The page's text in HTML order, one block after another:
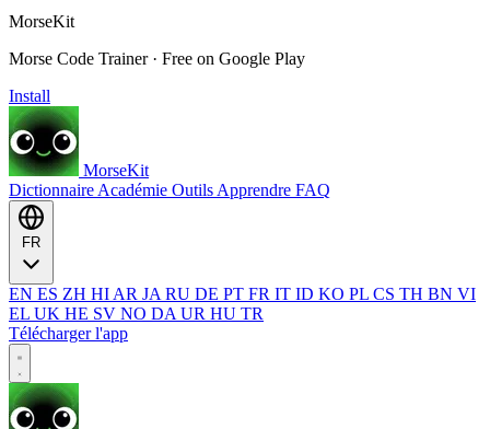
MorseKit
Morse Code Trainer · Free on Google Play
Install
MorseKit
Dictionnaire Académie Outils Apprendre FAQ
EN ES ZH HI AR JA RU DE PT FR IT ID KO PL CS TH BN VI
EL UK HE SV NO DA UR HU TR
Télécharger l'app